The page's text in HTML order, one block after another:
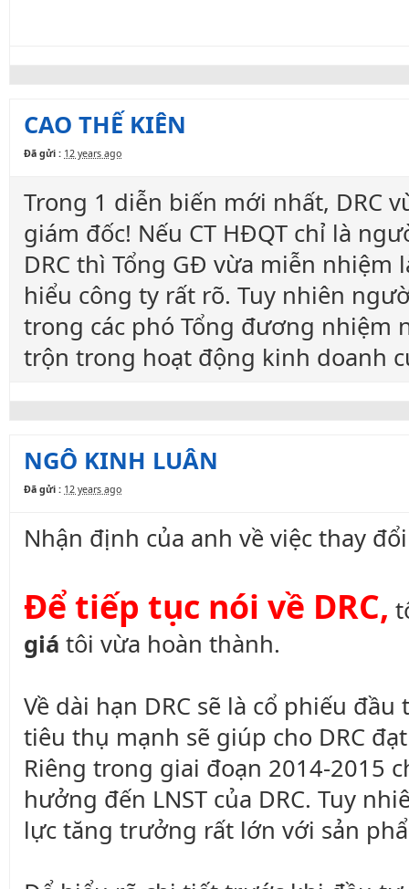
CAO THẾ KIÊN
Đã gửi : 12 years ago
Trong 1 diễn biến mới nhất, DRC
giám đốc! Nếu CT HĐQT chỉ là
DRC thì Tổng GĐ vừa miễn
hiểu công ty rất rõ. Tuy nhiên
trong các phó Tổng đương nhiệm
trộn trong hoạt động kinh doanh
NGÔ KINH LUÂN
Đã gửi : 12 years ago
Nhận định của anh về việc thay
Để tiếp tục nói về DRC,
giá tôi vừa hoàn thành.
Về dài hạn DRC sẽ là cổ phiếu
tiêu thụ mạnh sẽ giúp cho DRC
Riêng trong giai đoạn 2014-2015
hưởng đến LNST của DRC. Tuy
lực tăng trưởng rất lớn với sản